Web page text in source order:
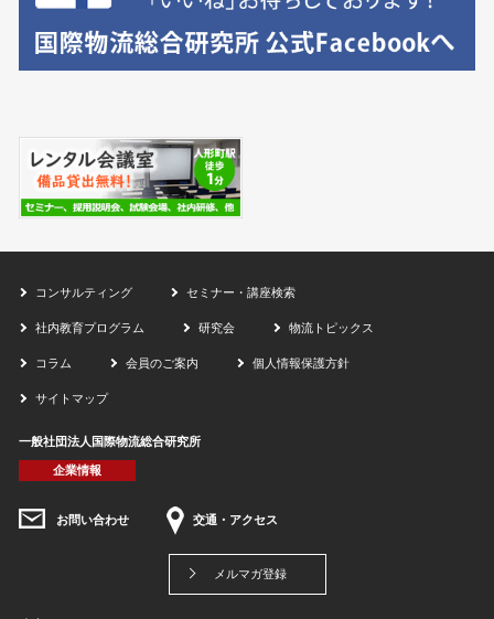
コンサルティング セミナー・講座検索
社内教育プログラム 研究会 物流トピックス
コラム 会員のご案内 個人情報保護方針
サイトマップ
一般社団法人国際物流総合研究所
企業情報
お問い合わせ 交通・アクセス
メルマガ登録